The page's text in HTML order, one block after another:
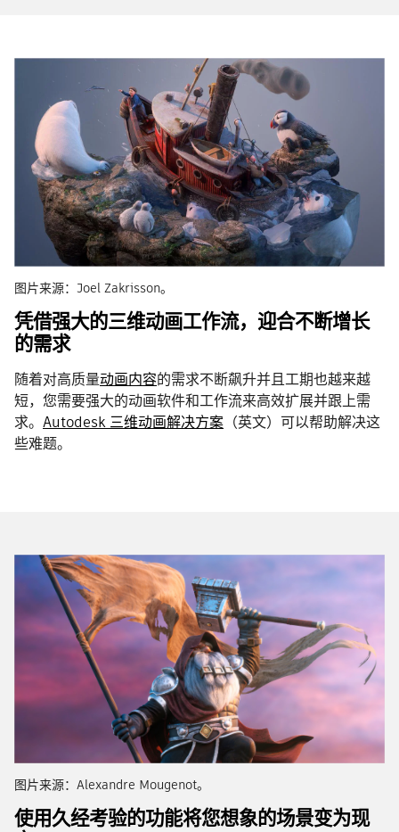
图片来源：Joel Zakrisson。
凭借强大的三维动画工作流，迎合不断增长
的需求
随着对高质量动画内容的需求不断飙升并且工期也越来越
短，您需要强大的动画软件和工作流来高效扩展并跟上需
求。 Autodesk 三维动画解决方案 （英文）可以帮助解决这
些难题。
图片来源：Alexandre Mougenot。
使用久经考验的功能将您想象的场景变为现